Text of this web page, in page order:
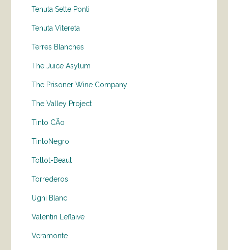
Tenuta Sette Ponti
Tenuta Vitereta
Terres Blanches
The Juice Asylum
The Prisoner Wine Company
The Valley Project
Tinto CÃo
TintoNegro
Tollot-Beaut
Torrederos
Ugni Blanc
Valentin Leflaive
Veramonte